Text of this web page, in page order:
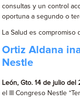
consultas y un control
oportuna a segundo o
La Salud es compromiso
Ortiz Aldana
Nestle
León, Gto. 14 de julio del
el III Congreso Nestle